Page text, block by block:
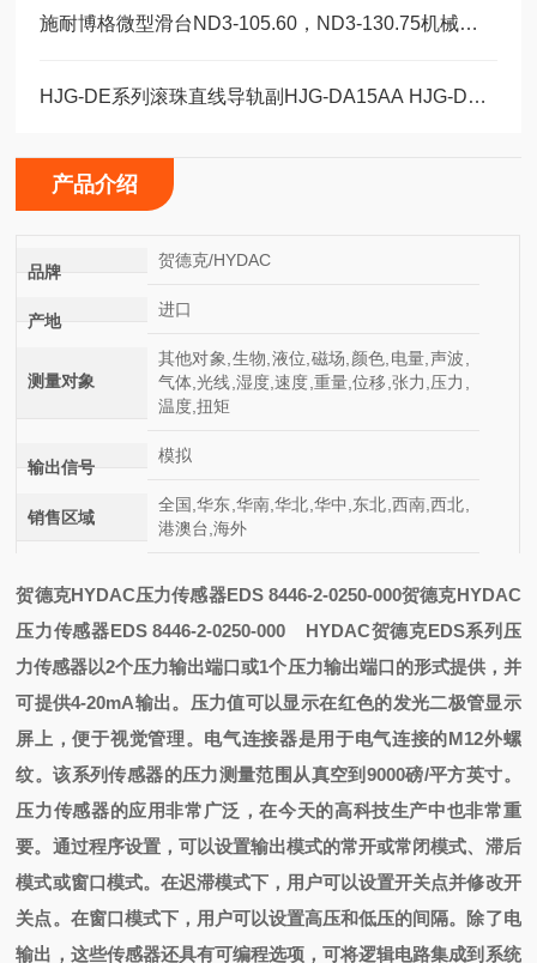
施耐博格微型滑台ND3-105.60，ND3-130.75机械装配轴承
HJG-DE系列滚珠直线导轨副HJG-DA15AA HJG-DA20AA HJG-DA20AAL
产品介绍
品牌
贺德克/HYDAC
产地
进口
测量对象
其他对象,生物,液位,磁场,颜色,电量,声波,
气体,光线,湿度,速度,重量,位移,张力,压力,
温度,扭矩
输出信号
模拟
销售区域
全国,华东,华南,华北,华中,东北,西南,西北,
港澳台,海外
贺德克HYDAC压力传感器EDS 8446-2-0250-000贺德克HYDAC
压力传感器EDS 8446-2-0250-000 HYDAC贺德克EDS系列压
力传感器以2个压力输出端口或1个压力输出端口的形式提供，并
可提供4-20mA输出。压力值可以显示在红色的发光二极管显示
屏上，便于视觉管理。电气连接器是用于电气连接的M12外螺
纹。该系列传感器的压力测量范围从真空到9000磅/平方英寸。
压力传感器的应用非常广泛，在今天的高科技生产中也非常重
要。通过程序设置，可以设置输出模式的常开或常闭模式、滞后
模式或窗口模式。在迟滞模式下，用户可以设置开关点并修改开
关点。在窗口模式下，用户可以设置高压和低压的间隔。除了电
输出，这些传感器还具有可编程选项，可将逻辑电路集成到系统